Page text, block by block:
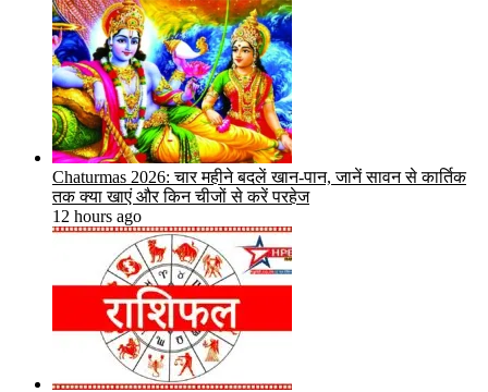
Chaturmas 2026: चार महीने बदलें खान-पान, जानें सावन से कार्तिक
तक क्या खाएं और किन चीजों से करें परहेज
12 hours ago